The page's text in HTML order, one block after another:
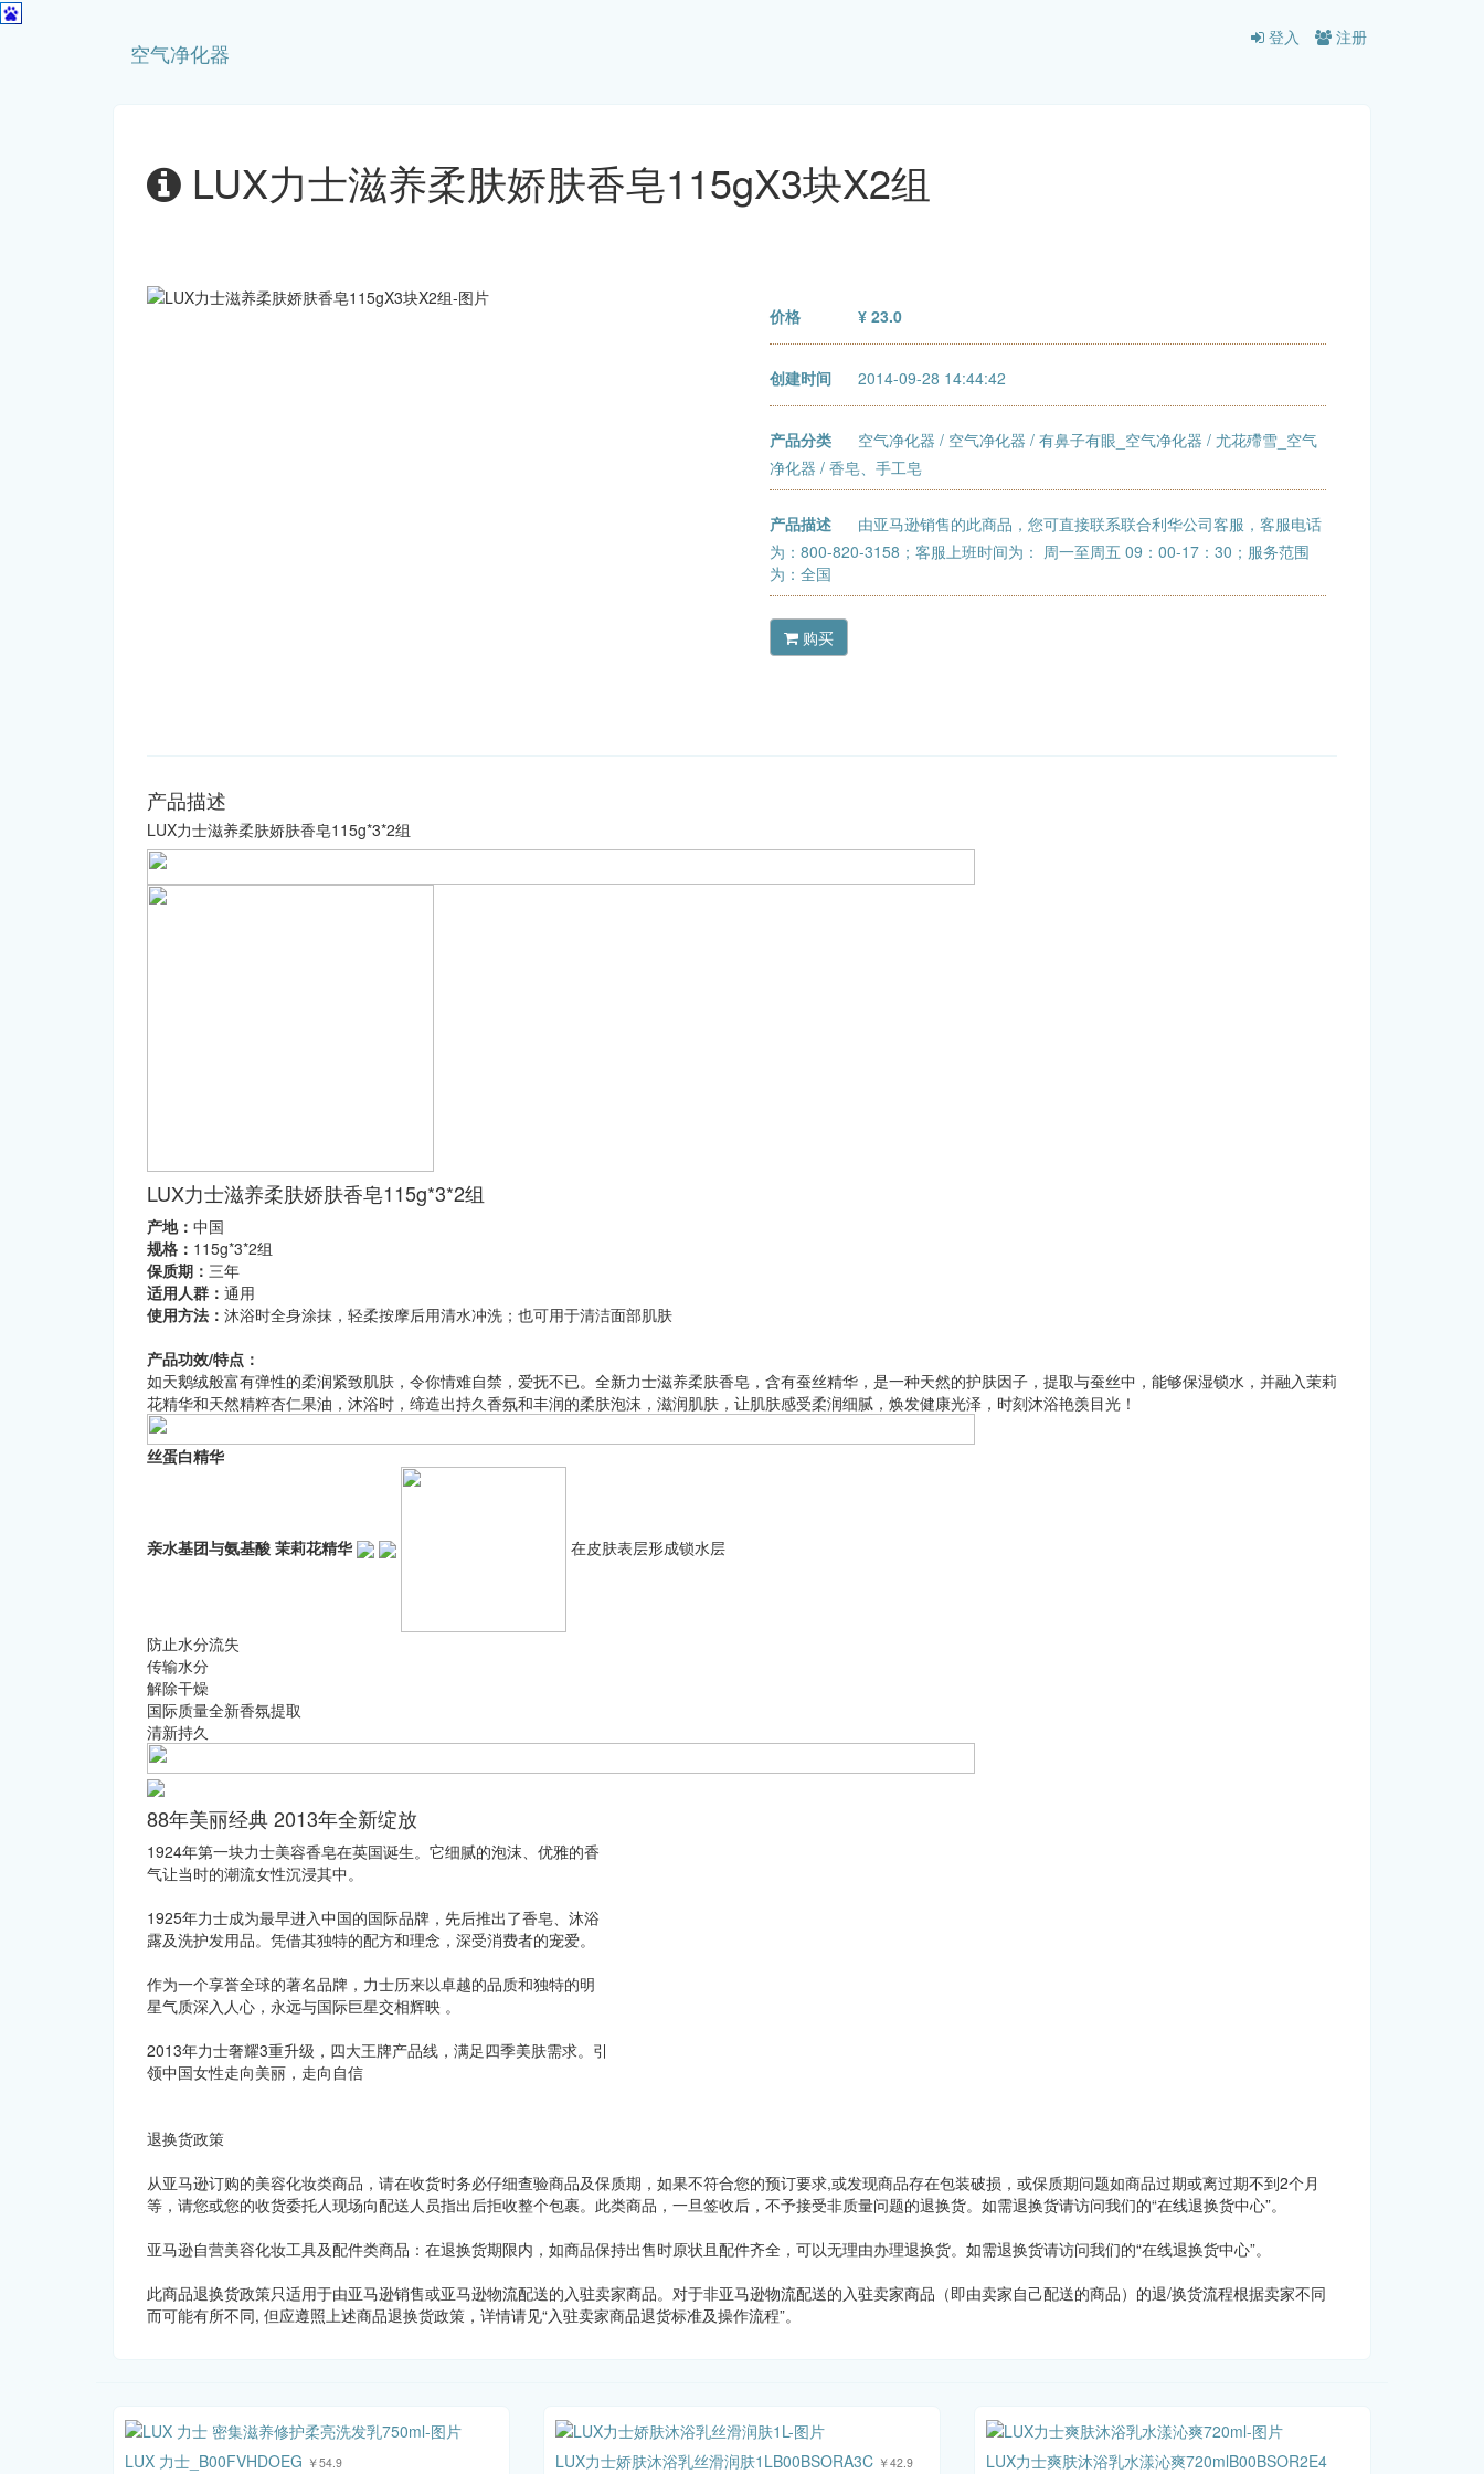
空气净化器
登入 注册
LUX力士滋养柔肤娇肤香皂115gX3块X2组
价格 ¥ 23.0
创建时间 2014-09-28 14:44:42
产品分类 空气净化器 / 空气净化器 / 有鼻子有眼_空气净化器 / 尤花殢雪_空气
净化器 / 香皂、手工皂
产品描述
由亚马逊销售的此商品，您可直接联系联合利华公司客服，客服电话
为：800-820-3158；客服上班时间为： 周一至周五 09：00-17：30；服务范围
为：全国
购买
产品描述
LUX力士滋养柔肤娇肤香皂115g*3*2组
LUX力士滋养柔肤娇肤香皂115g*3*2组
产地： 中国
规格： 115g*3*2组
保质期： 三年
适用人群： 通用
使用方法： 沐浴时全身涂抹，轻柔按摩后用清水冲洗；也可用于清洁面部肌肤
产品功效/特点：
如天鹅绒般富有弹性的柔润紧致肌肤，令你情难自禁，爱抚不已。全新力士滋养柔肤香皂，含有蚕丝精华，是一种天然的护肤因子，提取与蚕丝中，能够保湿锁水，并融入茉莉
花精华和天然精粹杏仁果油，沐浴时，缔造出持久香氛和丰润的柔肤泡沫，滋润肌肤，让肌肤感受柔润细腻，焕发健康光泽，时刻沐浴艳羡目光！
丝蛋白精华
亲水基团与氨基酸 茉莉花精华 在皮肤表层形成锁水层
防止水分流失
传输水分
解除干燥
国际质量全新香氛提取
清新持久
88年美丽经典 2013年全新绽放
1924年第一块力士美容香皂在英国诞生。它细腻的泡沫、优雅的香
气让当时的潮流女性沉浸其中。
1925年力士成为最早进入中国的国际品牌，先后推出了香皂、沐浴
露及洗护发用品。凭借其独特的配方和理念，深受消费者的宠爱。
作为一个享誉全球的著名品牌，力士历来以卓越的品质和独特的明
星气质深入人心，永远与国际巨星交相辉映 。
2013年力士奢耀3重升级，四大王牌产品线，满足四季美肤需求。引
领中国女性走向美丽，走向自信
退换货政策
从亚马逊订购的美容化妆类商品，请在收货时务必仔细查验商品及保质期，如果不符合您的预订要求,或发现商品存在包装破损，或保质期问题如商品过期或离过期不到2个月
等，请您或您的收货委托人现场向配送人员指出后拒收整个包裹。此类商品，一旦签收后，不予接受非质量问题的退换货。如需退换货请访问我们的“在线退换货中心”。
亚马逊自营美容化妆工具及配件类商品：在退换货期限内，如商品保持出售时原状且配件齐全，可以无理由办理退换货。如需退换货请访问我们的“在线退换货中心”。
此商品退换货政策只适用于由亚马逊销售或亚马逊物流配送的入驻卖家商品。对于非亚马逊物流配送的入驻卖家商品（即由卖家自己配送的商品）的退/换货流程根据卖家不同
而可能有所不同, 但应遵照上述商品退换货政策，详情请见“入驻卖家商品退货标准及操作流程”。
LUX 力士_B00FVHDOEG ￥54.9 LUX力士娇肤沐浴乳丝滑润肤1LB00BSORA3C ￥42.9 LUX力士爽肤沐浴乳水漾沁爽720mlB00BSOR2E4